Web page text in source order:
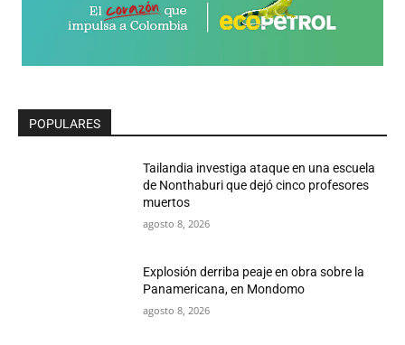
POPULARES
Tailandia investiga ataque en una escuela
de Nonthaburi que dejó cinco profesores
muertos
agosto 8, 2026
Explosión derriba peaje en obra sobre la
Panamericana, en Mondomo
agosto 8, 2026